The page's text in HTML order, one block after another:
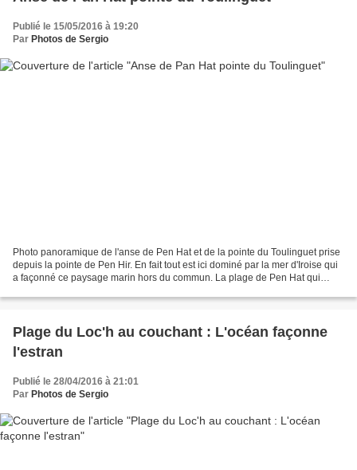
Publié le 15/05/2016 à 19:20
Par Photos de Sergio
Photo panoramique de l'anse de Pen Hat et de la pointe du Toulinguet prise
depuis la pointe de Pen Hir. En fait tout est ici dominé par la mer d'Iroise qui
a façonné ce paysage marin hors du commun. La plage de Pen Hat qui
Plage du Loc'h au couchant : L'océan façonne
l'estran
Publié le 28/04/2016 à 21:01
Par Photos de Sergio